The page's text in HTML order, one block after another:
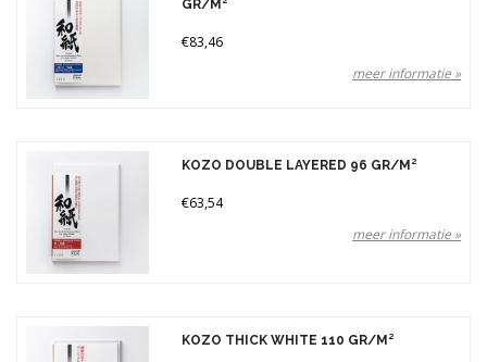
GR/M²
€83,46
meer informatie »
KOZO DOUBLE LAYERED 96 GR/M²
€63,54
meer informatie »
KOZO THICK WHITE 110 GR/M²